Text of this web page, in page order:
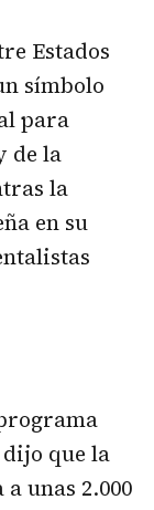
Estados
símbolo
para
de la
la
en su
que la
unas 2.000